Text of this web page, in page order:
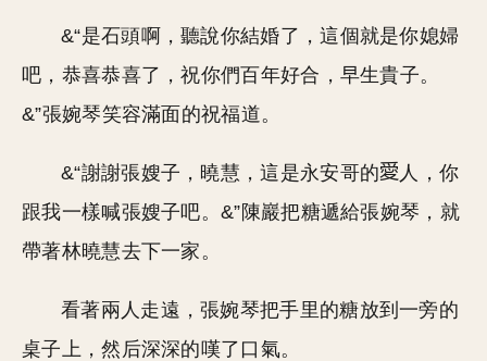
&“是石頭啊，聽說你結婚了，這個就是你媳婦
吧，恭喜恭喜了，祝你們百年好合，早生貴子。
&”張婉琴笑容滿面的祝福道。
&“謝謝張嫂子，曉慧，這是永安哥的
人，你
跟我一樣喊張嫂子吧。&”陳巖把糖遞給張婉琴，就
帶著林曉慧去下一家。
看著兩人走遠，張婉琴把手里的糖放到一旁的
桌子上，然后深深的嘆了口氣。